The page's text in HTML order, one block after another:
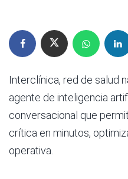
Interclínica, red de salud
agente de inteligencia
conversacional que
crítica en minutos,
operativa.